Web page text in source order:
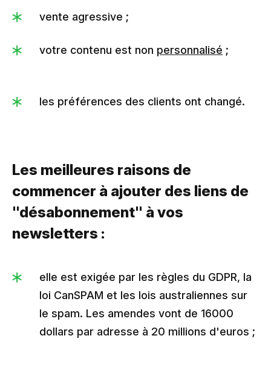
vente agressive ;
votre contenu est non personnalisé ;
les préférences des clients ont changé.
Les meilleures raisons de
commencer à ajouter des liens de
"désabonnement" à vos
newsletters :
elle est exigée par les règles du GDPR, la
loi CanSPAM et les lois australiennes sur
le spam. Les amendes vont de 16000
dollars par adresse à 20 millions d'euros ;